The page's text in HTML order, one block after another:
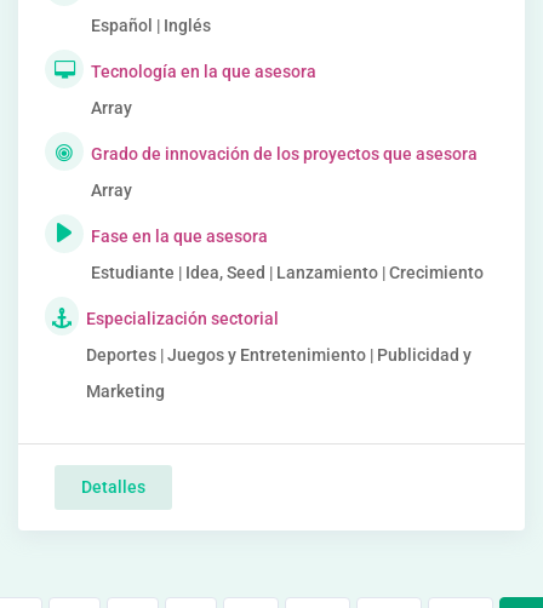
Español | Inglés
Tecnología en la que asesora
Array
Grado de innovación de los proyectos que asesora
Array
Fase en la que asesora
Estudiante | Idea, Seed | Lanzamiento | Crecimiento
Especialización sectorial
Deportes | Juegos y Entretenimiento | Publicidad y
Marketing
Detalles